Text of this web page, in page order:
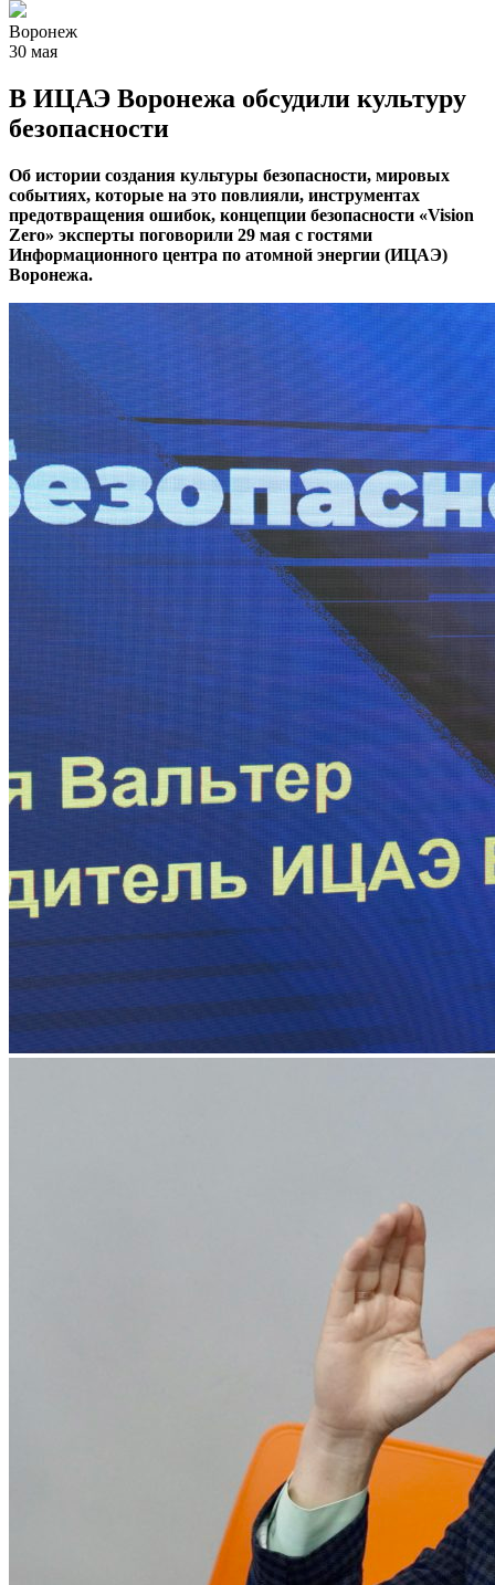
Воронеж
30 мая
В ИЦАЭ Воронежа обсудили культуру
безопасности
Об истории создания культуры безопасности, мировых
событиях, которые на это повлияли, инструментах
предотвращения ошибок, концепции безопасности «Vision
Zero» эксперты поговорили 29 мая с гостями
Информационного центра по атомной энергии (ИЦАЭ)
Воронежа.